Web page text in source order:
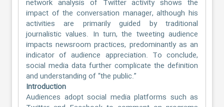
network analysis of Twitter activity shows the
impact of the conversation manager, although his
activities are primarily guided by traditional
journalistic values. In turn, the tweeting audience
impacts newsroom practices, predominantly as an
indicator of audience appreciation. To conclude,
social media data further complicate the definition
and understanding of “the public.”
Introduction
Audiences adopt social media platforms such as